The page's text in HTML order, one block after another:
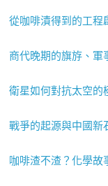
從咖啡漬得到的工程
商代晚期的旗斿、軍
衛星如何對抗太空的
戰爭的起源與中國新
咖啡渣不渣？化學故